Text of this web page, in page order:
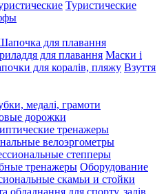
Туристические
для плавання
для плавання Маски і
для коралів, пляжу Взуття
медалі, грамоти
дорожки
тренажеры
велоэргометры
cтепперы
тренажеры Оборудование
скамьи и стойки
обладнання для спорту. залів